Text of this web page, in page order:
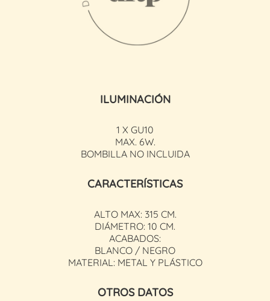
ILUMINACIÓN
1 X GU10
MAX. 6W.
BOMBILLA NO INCLUIDA
CARACTERÍSTICAS
ALTO MAX: 315 CM.
DIÁMETRO: 10 CM.
ACABADOS:
BLANCO / NEGRO
MATERIAL: METAL Y PLÁSTICO
OTROS DATOS